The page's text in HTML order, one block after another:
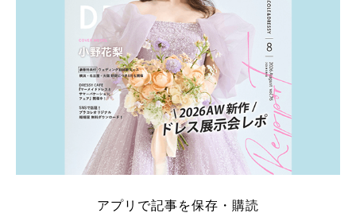
アプリで記事を保存・購読